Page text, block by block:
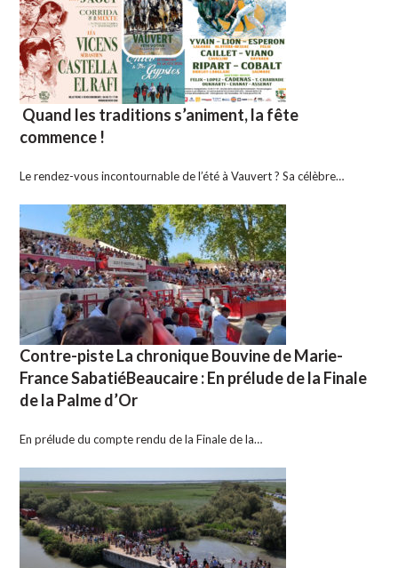
Quand les traditions s’animent, la fête
commence !
Le rendez-vous incontournable de l’été à Vauvert ? Sa célèbre…
Contre-piste La chronique Bouvine de Marie-
France SabatiéBeaucaire : En prélude de la Finale
de la Palme d’Or
En prélude du compte rendu de la Finale de la…